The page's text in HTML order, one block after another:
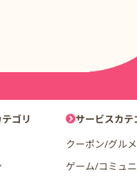
ールナビゲーション
ゴリ
サービスカテ
クーポン/グルメ
ゲーム/コミュ